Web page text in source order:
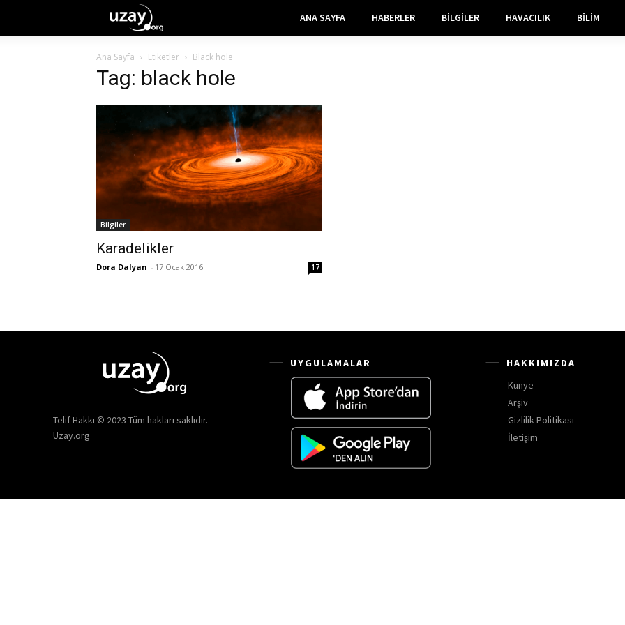
ANA SAYFA HABERLER BILGILER HAVACILIK BILIM
Ana Sayfa Etiketler Black hole
Tag: black hole
Bilgiler
Karadelikler
Dora Dalyan - 17 Ocak 2016 17
Telif Hakkı © 2023 Tüm hakları saklıdır.
Uzay.org
UYGULAMALAR
HAKKIMIZDA
Künye
Arşiv
Gizlilik Politikası
İletişim